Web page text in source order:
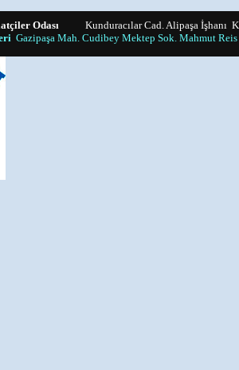
Odası Kunduracılar Cad. Alipaşa İşhanı
Gazipaşa Mah. Cudibey Mektep Sok. Mahmut